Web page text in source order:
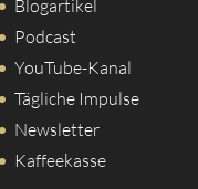
Blogartikel
Podcast
YouTube-Kanal
Tägliche Impulse
Newsletter
Kaffeekasse